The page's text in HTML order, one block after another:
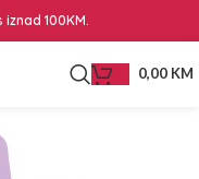
100KM.
0,00 KM